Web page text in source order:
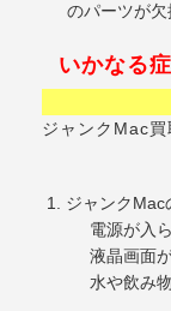
のパーツが欠
いかなる
ジャンクMac
ジャンクMac
電源が入
液晶画面
水や飲み